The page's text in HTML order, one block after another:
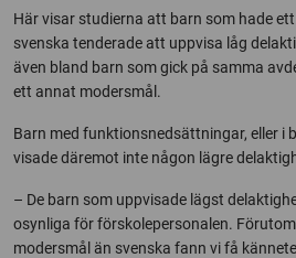
Här visar studierna att barn som hade
svenska tenderade att uppvisa låg
även bland barn som gick på samma
ett annat modersmål.
Barn med funktionsnedsättningar, eller i
visade däremot inte någon lägre
– De barn som uppvisade lägst
osynliga för förskolepersonalen.
modersmål än svenska fann vi få